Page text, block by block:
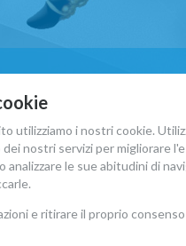
utilizziamo i nostri cookie.
dei nostri servizi per migliorare
le sue abitudini di
e ritirare il proprio